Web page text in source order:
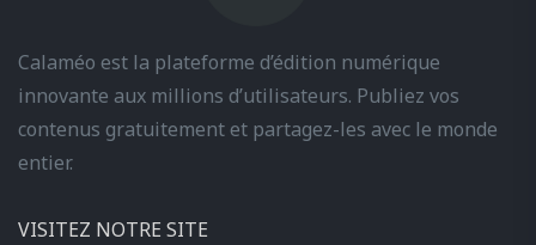
Calaméo est la plateforme d’édition numérique
innovante aux millions d’utilisateurs. Publiez vos
contenus gratuitement et partagez-les avec le monde
entier.
VISITEZ NOTRE SITE